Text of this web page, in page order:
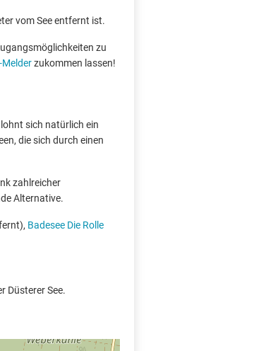
vom See entfernt ist.
zu
Melderzukommen lassen!
sich natürlich ein
die sich durch einen
zahlreicher
Alternative.
Badesee Die Rolle
Düsterer See.